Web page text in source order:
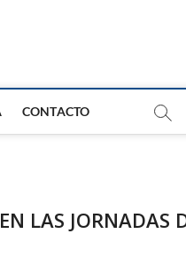
CONTACTO
LAS JORNADAS